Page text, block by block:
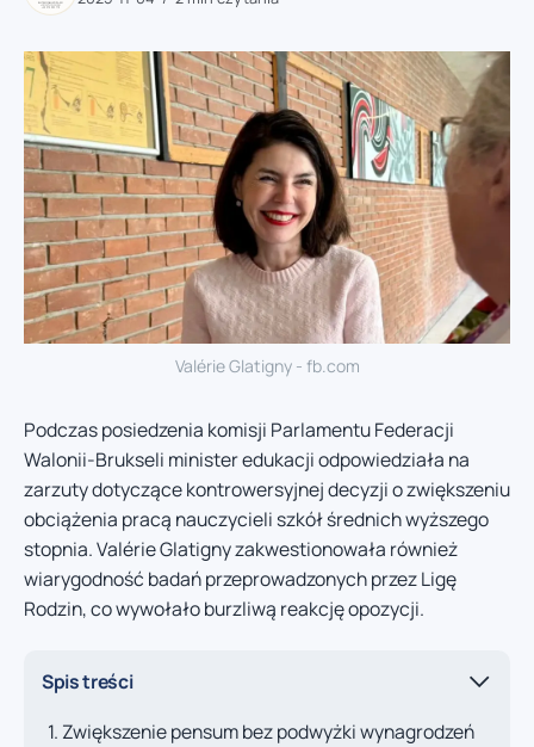
Valérie Glatigny - fb.com
Podczas posiedzenia komisji Parlamentu Federacji
Walonii-Brukseli minister edukacji odpowiedziała na
zarzuty dotyczące kontrowersyjnej decyzji o zwiększeniu
obciążenia pracą nauczycieli szkół średnich wyższego
stopnia. Valérie Glatigny zakwestionowała również
wiarygodność badań przeprowadzonych przez Ligę
Rodzin, co wywołało burzliwą reakcję opozycji.
Spis treści
Zwiększenie pensum bez podwyżki wynagrodzeń